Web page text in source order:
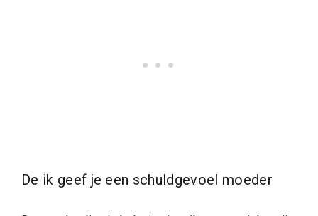
De ik geef je een schuldgevoel moeder